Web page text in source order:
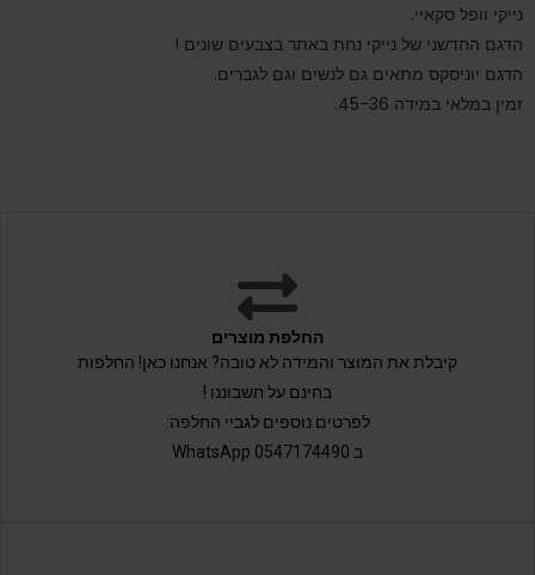
נייקי וופל סקאיי.
הדגם החדשני של נייקי נחת באתר בצבעים שונים !
הדגם יוניסקס מתאים גם לנשים וגם לגברים.
זמין במלאי במידה 45-36.
החלפת מוצרים
קיבלת את המוצר והמידה לא טובה? אנחנו כאן! החלפות
בחינם על חשבוננו !
לפרטים נוספים לגביי החלפה:
ב 0547174490 WhatsApp